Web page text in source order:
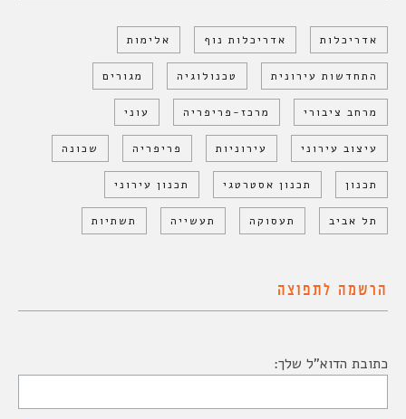
אדריכלות אדריכלות נוף אלימות
התחדשות עירונית טכנולוגיה מגורים
מרחב ציבורי מרכז-פריפריה עוני
עיצוב עירוני עירוניות פריפריה שכונה
תכנון תכנון אסטרטגי תכנון עירוני
תל אביב תעסוקה תעשייה תשתיות
הרשמה לתפוצה
כתובת הדוא"ל שלך: